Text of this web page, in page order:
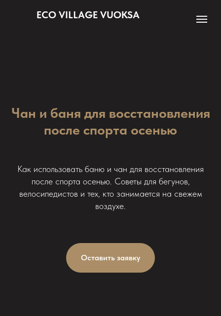
ECO VILLAGE VUOKSA
Чан и баня для восстановления
после спорта осенью
Как использовать баню и чан для восстановления
после спорта осенью. Советы для бегунов,
велосипедистов и тех, кто занимается на свежем
воздухе.
Оставить заявку